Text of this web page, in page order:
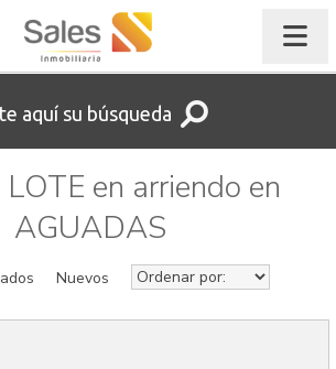
aquí su búsqueda
en arriendo en
AGUADAS
Nuevos